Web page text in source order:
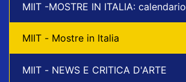
MIIT -MOSTRE IN ITALIA: calendario
MIIT - Mostre in Italia
MIIT - NEWS E CRITICA D'ARTE